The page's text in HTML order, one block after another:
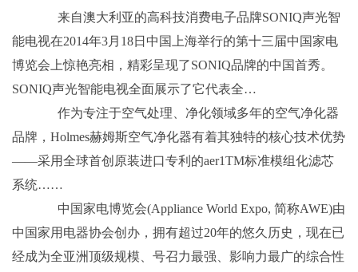
来自澳大利亚的高科技消费电子品牌SONIQ声光智
能电视在2014年3月18日中国上海举行的第十三届中国家电
博览会上惊艳亮相，精彩呈现了SONIQ品牌的中国首秀。
SONIQ声光智能电视全面展示了它代表全…
作为专注于空气处理、净化领域多年的空气净化器
品牌，Holmes赫姆斯空气净化器有着其独特的核心技术优势
——采用全球首创原装进口专利的aer1TM标准模组化滤芯
系统……
中国家电博览会(Appliance World Expo, 简称AWE)由
中国家用电器协会创办，拥有超过20年的悠久历史，现在已
经成为全亚洲顶级规模、号召力最强、影响力最广的综合性